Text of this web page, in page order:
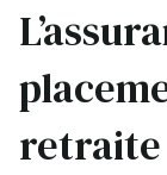
retraite